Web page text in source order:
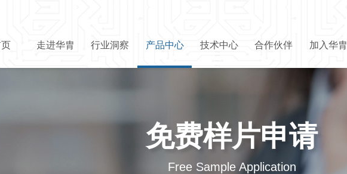
走进华胄 行业洞察 产品中心 技术中心 合作伙伴 加入华胄
免费样片申请
Free Sample Application